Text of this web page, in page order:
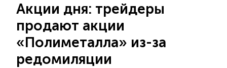
Акции дня: трейдеры
продают акции
«Полиметалла» из-за
редомиляции